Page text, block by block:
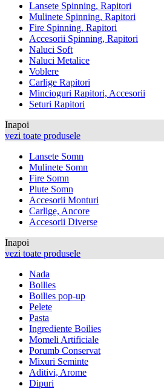
Lansete Spinning, Rapitori
Mulinete Spinning, Rapitori
Fire Spinning, Rapitori
Accesorii Spinning, Rapitori
Naluci Soft
Naluci Metalice
Voblere
Carlige Rapitori
Mincioguri Rapitori, Accesorii
Seturi Rapitori
Inapoi
vezi toate produsele
Lansete Somn
Mulinete Somn
Fire Somn
Plute Somn
Accesorii Monturi
Carlige, Ancore
Accesorii Diverse
Inapoi
vezi toate produsele
Nada
Boilies
Boilies pop-up
Pelete
Pasta
Ingrediente Boilies
Momeli Artificiale
Porumb Conservat
Mixuri Seminte
Aditivi, Arome
Dipuri